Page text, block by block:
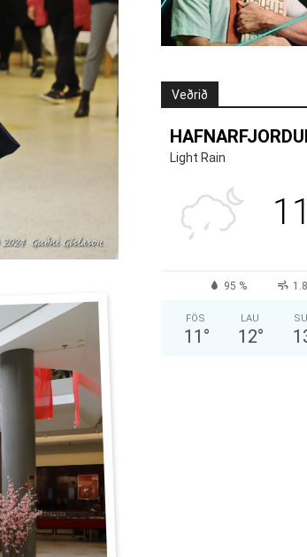
Veðrið
Light Rain
95 %
FÖS
11 °
LAU
12°